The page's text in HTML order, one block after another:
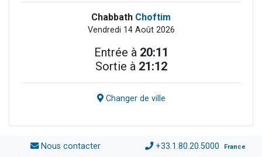
Chabbath Choftim
Vendredi 14 Août 2026
Entrée à 20:11
Sortie à 21:12
Changer de ville
Nous contacter +33.1.80.20.5000 France